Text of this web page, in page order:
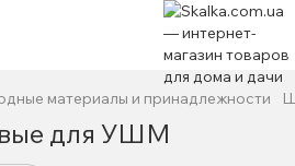
материалы и принадлежности
для УШМ